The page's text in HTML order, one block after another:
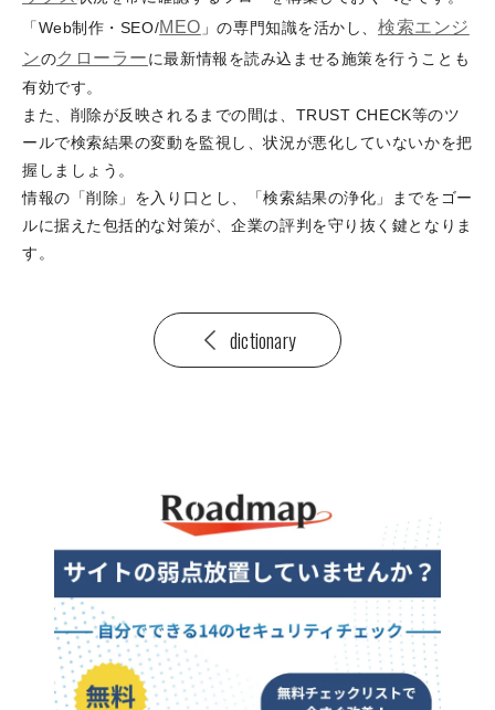
「Web制作・SEO/MEO 」の専門知識を活かし、検索エンジ
ンのクローラーに最新情報を読み込ませる施策を行うことも
有効です。
また、削除が反映されるまでの間は、TRUST CHECK等のツ
ールで検索結果の変動を監視し、状況が悪化していないかを把
握しましょう。
情報の「削除」を入り口とし、「検索結果の浄化」までをゴー
ルに据えた包括的な対策が、企業の評判を守り抜く鍵となりま
す。
dictionary